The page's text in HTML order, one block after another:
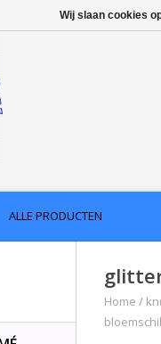
ALLE PRODUCTEN
Home /
Wij slaan cookies